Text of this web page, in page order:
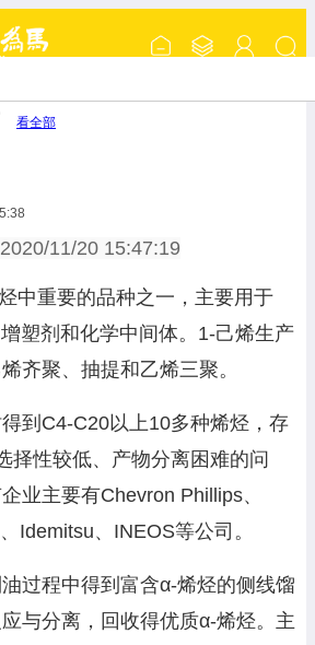
看全部
2020/11/20 15:47:19
中重要的品种之一，主要用于
塑剂和化学中间体。1-己烯生产
齐聚、抽提和乙烯三聚。
到C4-C20以上10多种烯烃，存
择性较低、产物分离困难的问
业主要有Chevron Phillips、
Idemitsu、INEOS等公司。
过程中得到富含α-烯烃的侧线馏
与分离，回收得优质α-烯烃。主